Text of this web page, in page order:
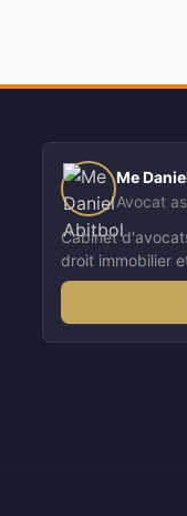
Me
Avocat
Cabinet
droit immobilier